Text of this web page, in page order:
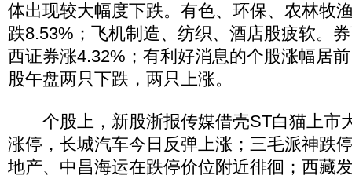
体出现较大幅度下跌。有色、环保、农林牧
跌8.53%；飞机制造、纺织、酒店股疲软。
西证券涨4.32%；有利好消息的个股涨幅居
股午盘两只下跌，两只上涨。
个股上，新股浙报传媒借壳ST白猫上市
涨停，长城汽车今日反弹上涨；三毛派神跌
地产、中昌海运在跌停价位附近徘徊；西藏